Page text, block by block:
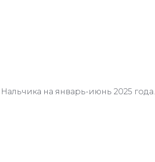
на январь-июнь 2025 года.